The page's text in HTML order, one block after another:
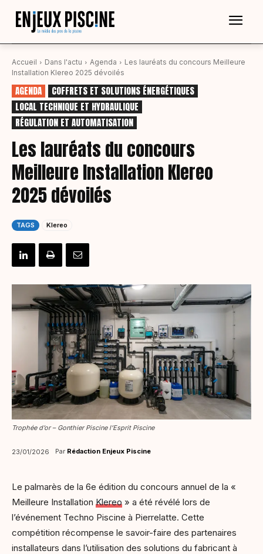
Accueil Dans l'actu Agenda
Les lauréats du concours Meilleure
Installation Klereo 2025 dévoilés
AGENDA
COFFRETS ET SOLUTIONS ÉNERGÉTIQUES
LOCAL TECHNIQUE ET HYDRAULIQUE
RÉGULATION ET AUTOMATISATION
Les lauréats du concours
Meilleure Installation Klereo
2025 dévoilés
TAGS Klereo
Trophée d’or – Gonthier Piscine l’Esprit Piscine
23/01/2026 Par Rédaction Enjeux Piscine
Le palmarès de la 6e édition du concours annuel de la «
Meilleure Installation Klereo » a été révélé lors de
l’événement Techno Piscine à Pierrelatte. Cette
compétition récompense le savoir-faire des partenaires
installateurs dans l’utilisation des solutions du fabricant à